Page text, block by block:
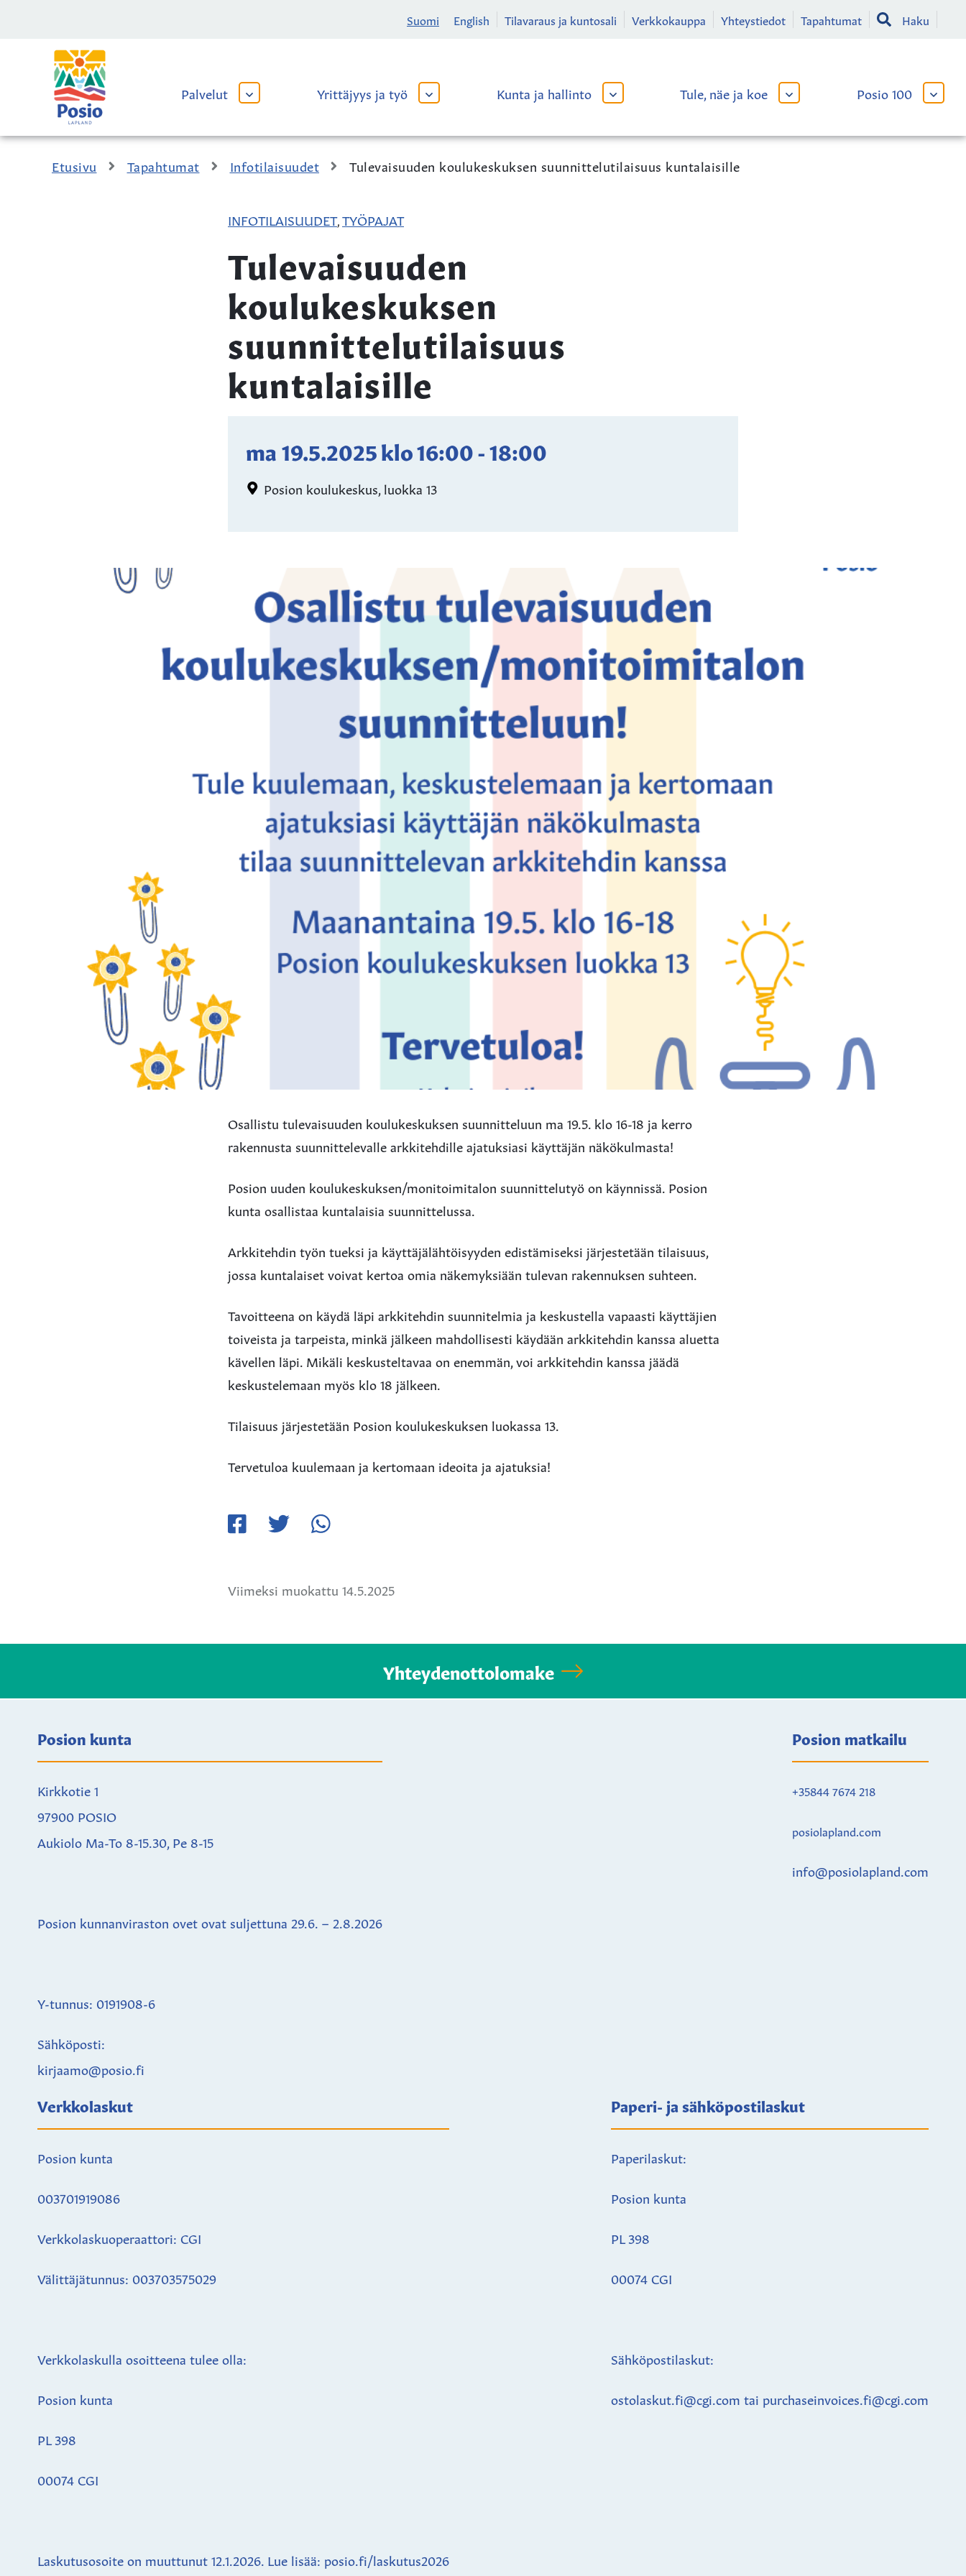
Suomi English Tilavaraus ja kuntosali Verkkokauppa Yhteystiedot Tapahtumat Haku
Kaupungin
logo
Palvelut
AVAA
ALAVALIKKO
Yrittäjyys ja työ
AVAA
ALAVALIKKO
Kunta ja hallinto
AVAA
ALAVALIKKO
Tule, näe ja koe
AVAA
ALAVALIKKO
Posio 100
AVAA
Etusivu Tapahtumat Infotilaisuudet Tulevaisuuden koulukeskuksen suunnittelutilaisuus kuntalaisille
INFOTILAISUUDET, TYÖPAJAT
Tulevaisuuden
koulukeskuksen
suunnittelutilaisuus
kuntalaisille
ma 19.5.2025klo16:00-18:00
Posion koulukeskus, luokka 13
Osallistu tulevaisuuden koulukeskuksen suunnitteluun ma 19.5. klo 16-18 ja kerro
rakennusta suunnittelevalle arkkitehdille ajatuksiasi käyttäjän näkökulmasta!
Posion uuden koulukeskuksen/monitoimitalon suunnittelutyö on käynnissä. Posion
kunta osallistaa kuntalaisia suunnittelussa.
Arkkitehdin työn tueksi ja käyttäjälähtöisyyden edistämiseksi järjestetään tilaisuus,
jossa kuntalaiset voivat kertoa omia näkemyksiään tulevan rakennuksen suhteen.
Tavoitteena on käydä läpi arkkitehdin suunnitelmia ja keskustella vapaasti käyttäjien
toiveista ja tarpeista, minkä jälkeen mahdollisesti käydään arkkitehdin kanssa aluetta
kävellen läpi. Mikäli keskusteltavaa on enemmän, voi arkkitehdin kanssa jäädä
keskustelemaan myös klo 18 jälkeen.
Tilaisuus järjestetään Posion koulukeskuksen luokassa 13.
Tervetuloa kuulemaan ja kertomaan ideoita ja ajatuksia!
Viimeksi muokattu 14.5.2025
Yhteydenottolomake
Posion kunta
Kirkkotie 1
97900 POSIO
Aukiolo Ma-To 8-15.30, Pe 8-15
Posion kunnanviraston ovet ovat suljettuna 29.6. – 2.8.2026
Y-tunnus: 0191908-6
Sähköposti:
kirjaamo@posio.fi
Posion matkailu
+35844 7674 218
posiolapland.com
info@posiolapland.com
Verkkolaskut
Posion kunta
003701919086
Verkkolaskuoperaattori: CGI
Välittäjätunnus: 003703575029
Verkkolaskulla osoitteena tulee olla:
Posion kunta
PL 398
00074 CGI
Laskutusosoite on muuttunut 12.1.2026. Lue lisää: posio.fi/laskutus2026
Paperi- ja sähköpostilaskut
Paperilaskut:
Posion kunta
PL 398
00074 CGI
Sähköpostilaskut:
ostolaskut.fi@cgi.com tai purchaseinvoices.fi@cgi.com